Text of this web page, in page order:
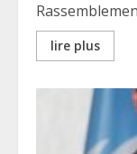
lire plus